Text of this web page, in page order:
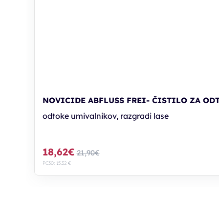
NOVICIDE ABFLUSS FREI- ČISTILO ZA
odtoke umivalnikov, razgradi lase
18,62€ 21,90€
PC30: 15,32 €